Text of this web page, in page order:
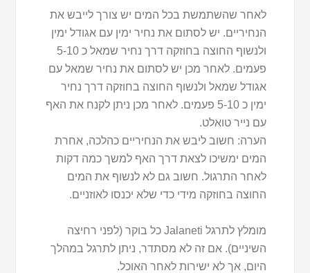
לאחר שהשתמשת בכל המים יש צורך לייבש את
הנחיריים. יש לסתום את נחיר ימין עם אגודל ימין
ולנשוף החוצה בחוזקה דרך נחיר שמאל כ 5-10
פעמים. לאחר מכן יש לסתום את נחיר שמאל עם
אגודל שמאל ולנשוף החוצה בחוזקה דרך נחיר
ימין כ 5-10 פעמים. לאחר מכן ניתן לקנח את האף
עם נייר טואלט.
הערה: חשוב ליבש את הנחיריים כהלכה, אחרת
המים ימשיכו לצאת דרך האף למשך כמה דקות
לאחר התרגול. חשוב גם לא לנשוף את המים
החוצה בחוזקה מידי כדי שלא יכנסו לאוזניים.
מומלץ לתרגל Jalaneti כל בוקר (לפני רחיצה
השיניים). אם זה לא מסתדר, ניתן לתרגל במהלך
היום, אך לא ישירות לאחר האוכל.